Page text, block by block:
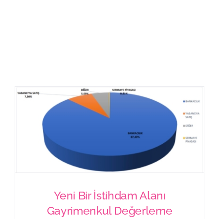
Yeni Bir İstihdam Alanı
Yeni Bir İstihdam Alanı
Gayrimenkul Değerleme